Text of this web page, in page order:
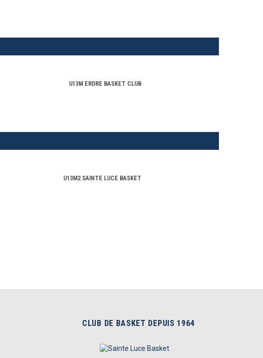
U13M ERDRE BASKET CLUB
U13M2 SAINTE LUCE BASKET
CLUB DE BASKET DEPUIS 1964